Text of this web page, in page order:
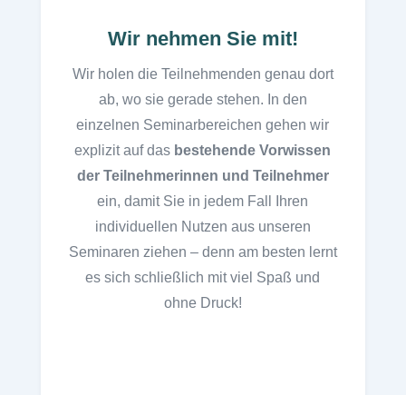
Wir nehmen Sie mit!
Wir holen die Teilnehmenden genau dort
ab, wo sie gerade stehen. In den
einzelnen Seminarbereichen gehen wir
explizit auf das bestehende Vorwissen
der Teilnehmerinnen und Teilnehmer
ein, damit Sie in jedem Fall Ihren
individuellen Nutzen aus unseren
Seminaren ziehen – denn am besten lernt
es sich schließlich mit viel Spaß und
ohne Druck!